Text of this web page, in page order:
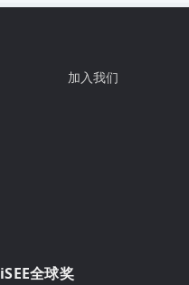
加入我们
iSEE全球奖